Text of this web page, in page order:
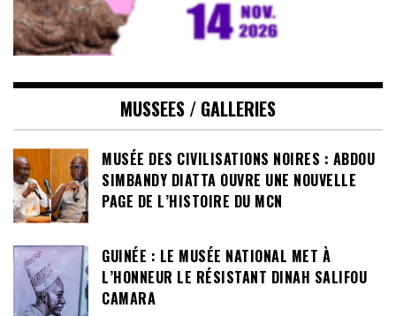
MUSSEES / GALLERIES
MUSÉE DES CIVILISATIONS NOIRES : ABDOU
SIMBANDY DIATTA OUVRE UNE NOUVELLE
PAGE DE L’HISTOIRE DU MCN
GUINÉE : LE MUSÉE NATIONAL MET À
L’HONNEUR LE RÉSISTANT DINAH SALIFOU
CAMARA